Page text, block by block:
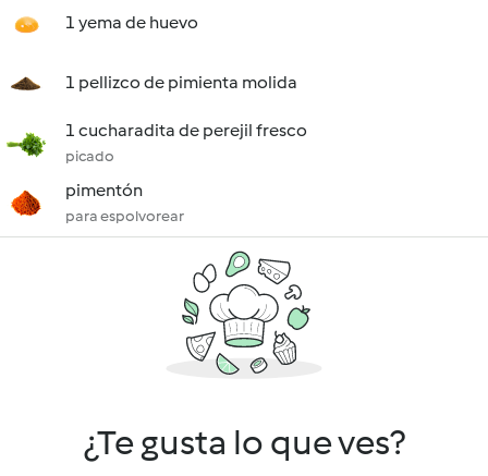
1 yema de huevo
1 pellizco de pimienta molida
1 cucharadita de perejil fresco
picado
pimentón
para espolvorear
¿Te gusta lo que ves?